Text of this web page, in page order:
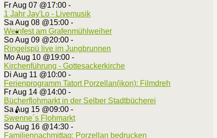
Fr Aug 07 @17:00 -
1 Jahr Jay'Lo - Livemusik
Sa Aug 08 @15:00 -
Weinfest am Grafenmühlweiher
So Aug 09 @20:00 -
Ringelspü live im Jungbrunnen
Mo Aug 10 @19:00 -
Kirchenführung - Gottesackerkirche
Di Aug 11 @10:00 -
Ferienprogramm Tatort Porzellan(ikon): Filmdreh
Fr Aug 14 @14:00 -
Bücherflohmarkt in der Selber Stadtbücherei
Sa Aug 15 @09:00 -
Swenne´s Flohmarkt
So Aug 16 @14:30 -
Familiennachmittag: Porzellan bedrucken